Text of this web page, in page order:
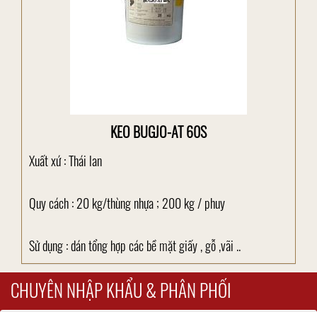
KEO BUGJO-AT 60S
Xuất xứ : Thái lan
Quy cách : 20 kg/thùng nhựa ; 200 kg / phuy
Sử dụng : dán tổng hợp các bề mặt giấy , gỗ ,vãi ..
CHUYÊN NHẬP KHẨU & PHÂN PHỐI